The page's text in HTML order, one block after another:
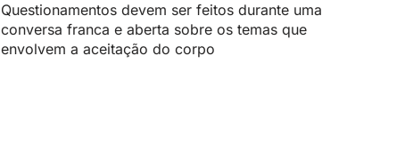
Questionamentos devem ser feitos durante uma
conversa franca e aberta sobre os temas que
envolvem a aceitação do corpo